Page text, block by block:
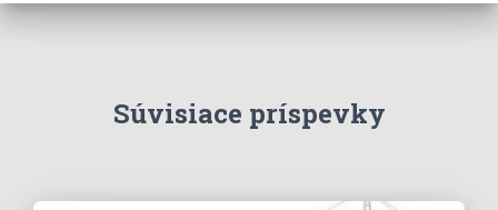
Súvisiace príspevky